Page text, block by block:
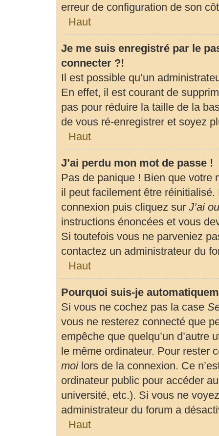
erreur de configuration de son
Haut
Je me suis enregistré par le
connecter ?!
Il est possible qu’un
En effet, il est courant de
pas pour réduire la taille de la
de vous ré-enregistrer et soyez
Haut
J’ai perdu mon mot de passe !
Pas de panique ! Bien que votre
il peut facilement être
connexion puis cliquez sur J’ai
instructions énoncées et vous
Si toutefois vous ne parveniez
contactez un administrateur du
Haut
Pourquoi suis-je
Si vous ne cochez pas la case
vous ne resterez connecté que
empêche que quelqu’un
le même ordinateur. Pour rester
moilors de la connexion. Ce
ordinateur public pour accéder
université, etc.). Si vous ne
administrateur du forum a
Haut